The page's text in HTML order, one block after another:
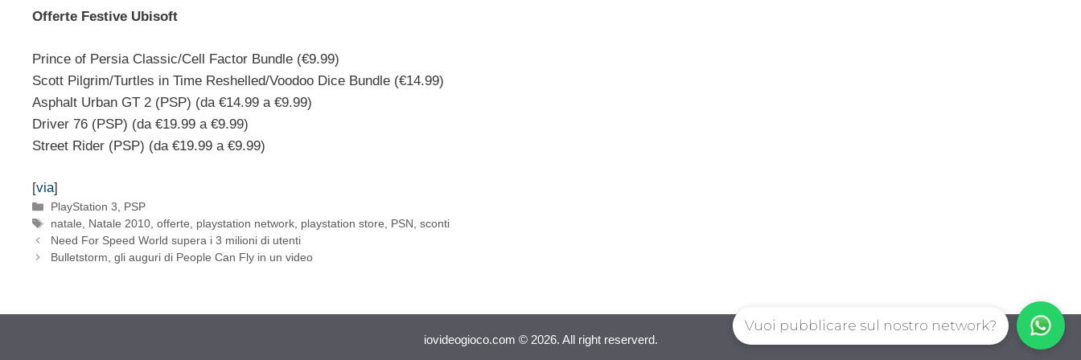
Offerte Festive Ubisoft
Prince of Persia Classic/Cell Factor Bundle (€9.99)
Scott Pilgrim/Turtles in Time Reshelled/Voodoo Dice Bundle (€14.99)
Asphalt Urban GT 2 (PSP) (da €14.99 a €9.99)
Driver 76 (PSP) (da €19.99 a €9.99)
Street Rider (PSP) (da €19.99 a €9.99)
[via]
Categorie
PlayStation 3, PSP
Tag
natale, Natale 2010,offerte, playstation network, playstation store, PSN,sconti
Need For Speed World supera i 3 milioni di utenti
Bulletstorm, gli auguri di People Can Fly in un video
iovideogioco.com © 2026. All right reserverd.
Vuoi pubblicare sul nostro network?